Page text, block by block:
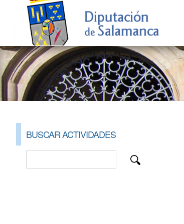
BUSCAR ACTIVIDADES